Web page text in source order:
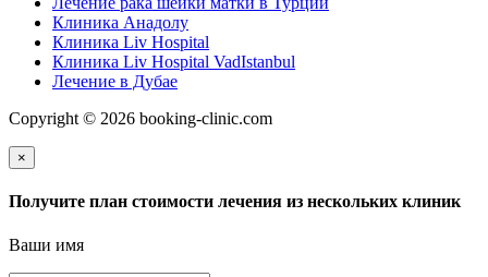
Клиника Анадолу
Клиника Liv Hospital
Клиника Liv Hospital VadIstanbul
Лечение в Дубае
Copyright © 2026 booking-clinic.com
×
Получите план стоимости лечения из нескольких клиник
Ваши имя